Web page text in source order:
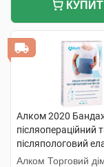
Алком 2020
післяопераційний
післяпологовий
розмір 5 1 шт
Алком Торговий